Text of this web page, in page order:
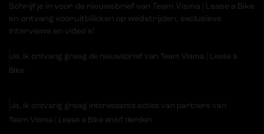
Schrijf je in voor de nieuwsbrief van Team Visma | Lease a Bike
en ontvang vooruitblikken op wedstrijden, exclusieve
interviews en video's!
Ja, ik ontvang graag de nieuwsbrief van Team Visma | Lease a
Bike
Ja, ik ontvang graag interessante acties van partners van
Team Visma | Lease a Bike en/of derden